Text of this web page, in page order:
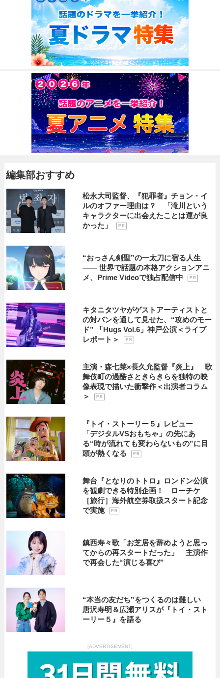
編集部おすすめ
松永大司監督、『犯罪者』チョン・イ
ルのオファー理由は？ 「滝川という
キャラクターに出会えたことは運が良
かった」
P R
“おっさん剣聖”の一太刀に宿る人生
―― 世界で話題の本格アクションアニ
メ、Prime Videoで独占配信中
P R
キタニタツヤがゲストアーティストと
の対バンを通して見せた、“攻めのモー
ド” 「Hugs Vol.6」神戸公演＜ライブ
レポート＞
P R
主演・森七菜×長久允監督『炎上』 歌
舞伎町の過酷さときらきらを独特の映
像表現で描いた衝撃作＜出演者コラム
＞
P R
『トイ・ストーリー５』レビュー
「デジタルVSおもちゃ」の先にあ
る“時が流れても変わらないもの”に目
頭が熱くなる
P R
舞台『となりのトトロ』ロンドン公演
を観劇できる特別企画！ ローチケ
［旅行］海外航空券取扱スタート記念
で実施
P R
鎮西寿々歌「お芝居を辞めようと思っ
てからの再スタートだった」 主演作
で再会した“演じる喜び”
“本当の友だち”をつくるのは難しい
唐沢寿明＆広瀬アリスが『トイ・スト
ーリー５』を語る
[ADVERTISEMENT]